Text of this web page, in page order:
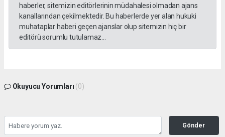
haberler, sitemizin editörlerinin müdahalesi olmadan ajans
kanallarından çekilmektedir. Bu haberlerde yer alan hukuki
muhataplar haberi geçen ajanslar olup sitemizin hiç bir
editörü sorumlu tutulamaz...
Okuyucu Yorumları (0)
Gönder